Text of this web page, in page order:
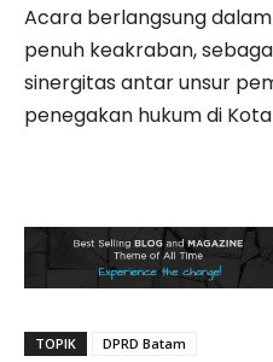
Acara berlangsung
penuh keakraban,
sinergitas antar unsur
penegakan hukum di
TOPIK DPRD Batam